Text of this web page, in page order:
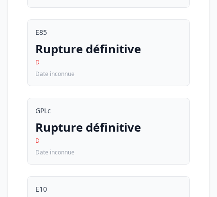
E85
Rupture définitive
D
Date inconnue
GPLc
Rupture définitive
D
Date inconnue
E10